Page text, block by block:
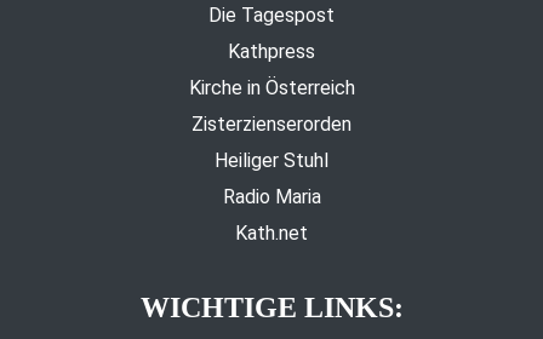
Die Tagespost
Kathpress
Kirche in Österreich
Zisterzienserorden
Heiliger Stuhl
Radio Maria
Kath.net
WICHTIGE LINKS: